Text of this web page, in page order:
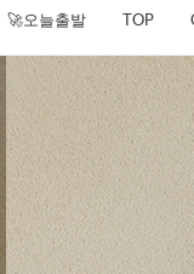
🚀오늘출발 TOP